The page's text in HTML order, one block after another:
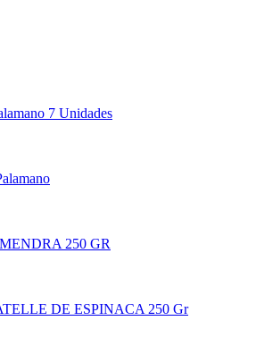
7 Unidades
250 GR
DE ESPINACA 250 Gr